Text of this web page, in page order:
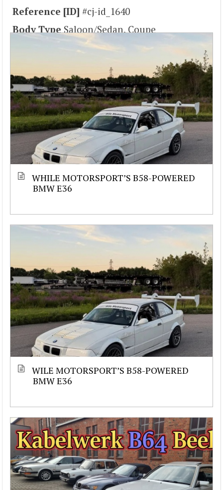
Reference [ID] #cj-id_1640
Body Type Saloon/Sedan, Coupe
WHILE MOTORSPORT’S B58-POWERED
BMW E36
WILE MOTORSPORT’S B58-POWERED
BMW E36